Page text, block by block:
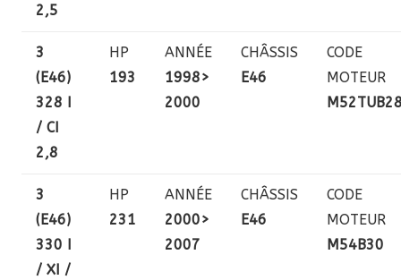
2,5
3
(E46)
328 I
/ CI
2,8
HP
193
ANNÉE
1998>
2000
CHÂSSIS
E46
CODE
MOTEUR
3
(E46)
330 I
/ XI /
HP
231
ANNÉE
2000>
2007
CHÂSSIS
E46
CODE
MOTEUR
M54B30